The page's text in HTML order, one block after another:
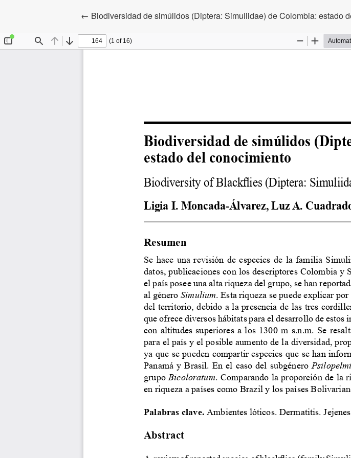
← Volver a los detalles del artículo
Biodiversidad de simúlidos (Diptera: Simuliidae) de Colombia: estado